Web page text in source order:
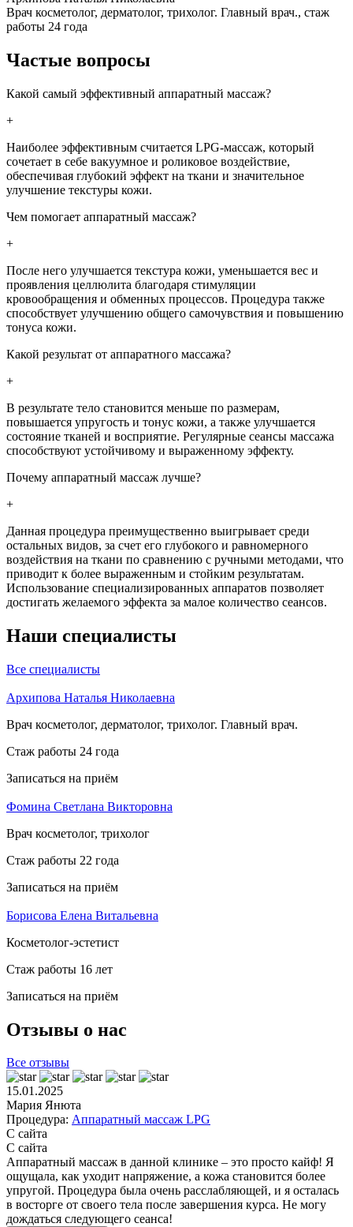
Врач косметолог, дерматолог, трихолог. Главный врач., стаж
работы 24 года
Частые вопросы
Какой самый эффективный аппаратный массаж?
+
Наиболее эффективным считается LPG-массаж, который
сочетает в себе вакуумное и роликовое воздействие,
обеспечивая глубокий эффект на ткани и значительное
улучшение текстуры кожи.
Чем помогает аппаратный массаж?
+
После него улучшается текстура кожи, уменьшается вес и
проявления целлюлита благодаря стимуляции
кровообращения и обменных процессов. Процедура также
способствует улучшению общего самочувствия и повышению
тонуса кожи.
Какой результат от аппаратного массажа?
+
В результате тело становится меньше по размерам,
повышается упругость и тонус кожи, а также улучшается
состояние тканей и восприятие. Регулярные сеансы массажа
способствуют устойчивому и выраженному эффекту.
Почему аппаратный массаж лучше?
+
Данная процедура преимущественно выигрывает среди
остальных видов, за счет его глубокого и равномерного
воздействия на ткани по сравнению с ручными методами, что
приводит к более выраженным и стойким результатам.
Использование специализированных аппаратов позволяет
достигать желаемого эффекта за малое количество сеансов.
Наши специалисты
Все специалисты
Архипова Наталья Николаевна
Врач косметолог, дерматолог, трихолог. Главный врач.
Стаж работы 24 года
Записаться на приём
Фомина Светлана Викторовна
Врач косметолог, трихолог
Стаж работы 22 года
Записаться на приём
Борисова Елена Витальевна
Косметолог-эстетист
Стаж работы 16 лет
Записаться на приём
Отзывы о нас
Все отзывы
15.01.2025
Мария Янюта
Процедура: Аппаратный массаж LPG
С сайта
С сайта
Аппаратный массаж в данной клинике – это просто кайф! Я
ощущала, как уходит напряжение, а кожа становится более
упругой. Процедура была очень расслабляющей, и я осталась
в восторге от своего тела после завершения курса. Не могу
дождаться следующего сеанса!